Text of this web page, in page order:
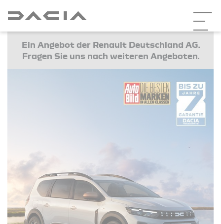
Ein Angebot der Renault Deutschland AG.
Fragen Sie uns nach weiteren Angeboten.